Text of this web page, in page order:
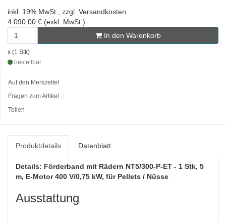
inkl. 19% MwSt., zzgl. Versandkosten
4.090,00 € (exkl. MwSt.)
In den Warenkorb
x (1 Stk)
bestellbar
Auf den Merkzettel
Fragen zum Artikel
Teilen
Produktdetails Datenblatt
Details: Förderband mit Rädern NT5/300-P-ET - 1 Stk, 5
m, E-Motor 400 V/0,75 kW, für Pellets / Nüsse
Ausstattung